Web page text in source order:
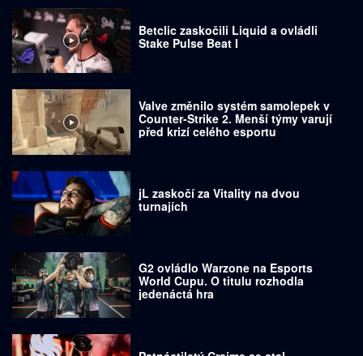
Betclic zaskočili Liquid a ovládli
Stake Pulse Beat I
Valve změnilo systém samolepek v
Counter-Strike 2. Menší týmy varují
před krizí celého esportu
jL zaskočí za Vitality na dvou
turnajích
G2 ovládlo Warzone na Esports
World Cupu. O titulu rozhodla
jedenáctá hra